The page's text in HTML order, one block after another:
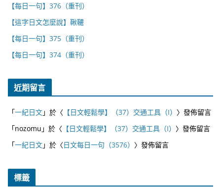
【每日一句】376（重刊）
【這字日文怎麼說】鞦韆
【每日一句】375（重刊）
【每日一句】374（重刊）
近期留言
「一紀日文」於〈 【日文輕鬆學】（37）交通工具（I） 〉發佈留言
「nozomu 」於〈 【日文輕鬆學】（37）交通工具（I） 〉發佈留言
「一紀日文」於〈日文每日一句（3576） 〉發佈留言
標籤